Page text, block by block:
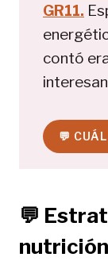
GR11.
contó
💬
💬